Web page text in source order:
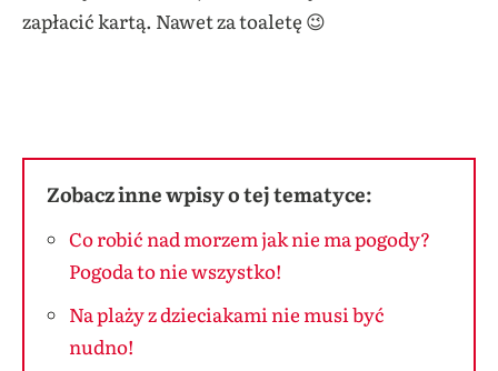
zapłacić kartą. Nawet za toaletę 😉
Zobacz inne wpisy o tej tematyce:
Co robić nad morzem jak nie ma pogody?
Pogoda to nie wszystko!
Na plaży z dzieciakami nie musi być
nudno!